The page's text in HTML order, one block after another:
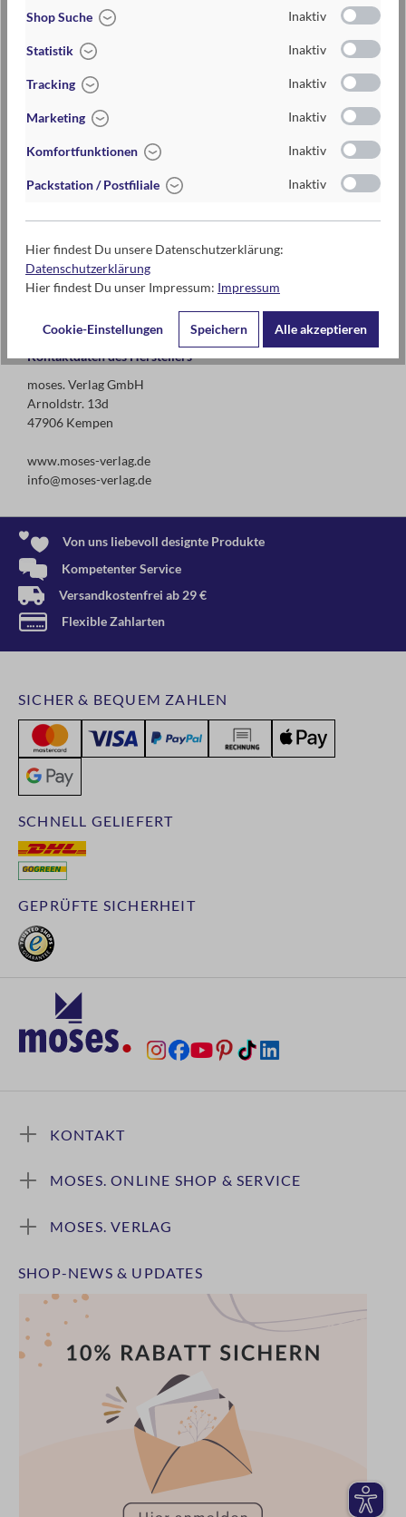
Warengruppe
Lieferzeit
Preis
Maße ca. 12 cm x 5,3 cm x 5,3 cm (B x H x T)
3-5 Jahre , 6-10 Jahre
Warnhinweise und weitere Hinweise
Achtung! Nicht geeignet für Kinder unter 3 Jahren.
Erstickungsgefahr wegen verschluckbarer Kleinteile!
Kontaktdaten des Herstellers
moses. Verlag GmbH
Arnoldstr. 13d
47906 Kempen
www.moses-verlag.de
info@moses-verlag.de
Von uns liebevoll designte Produkte
Kompetenter Service
Versandkostenfrei ab 29 €
Flexible Zahlarten
GEPRÜFTE SICHERHEIT
SCHNELL GELIEFERT
SICHER & BEQUEM ZAHLEN
KONTAKT
MOSES. ONLINE SHOP & SERVICE
MOSES. VERLAG
SHOP-NEWS & UPDATES
Shop Suche Inaktiv
Statistik Inaktiv
Tracking Inaktiv
Marketing Inaktiv
Komfortfunktionen Inaktiv
Packstation / Postfiliale Inaktiv
Hier findest Du unsere Datenschutzerklärung:
Datenschutzerklärung
Hier findest Du unser Impressum: Impressum
Cookie-Einstellungen Speichern Alle akzeptieren